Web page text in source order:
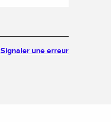
Signaler une erreur